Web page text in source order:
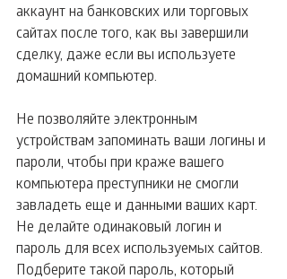
аккаунт на банковских или торговых
сайтах после того, как вы завершили
сделку, даже если вы используете
домашний компьютер.
Не позволяйте электронным
устройствам запоминать ваши логины и
пароли, чтобы при краже вашего
компьютера преступники не смогли
завладеть еще и данными ваших карт.
Не делайте одинаковый логин и
пароль для всех используемых сайтов.
Подберите такой пароль, который